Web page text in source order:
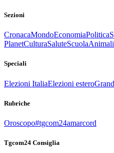
Sezioni
CronacaMondoEconomiaPolitica
PlanetCulturaSaluteScuolaAnimali
Speciali
Elezioni ItaliaElezioni estero
Rubriche
Oroscopo#tgcom24amarcord
Tgcom24 Consiglia